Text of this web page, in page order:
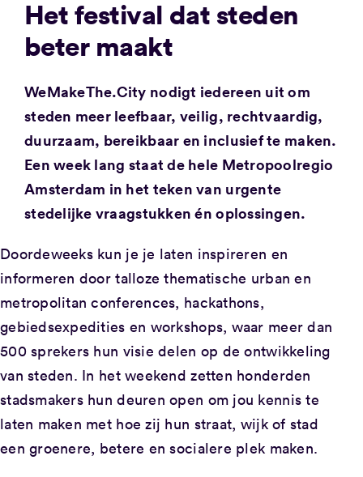
Het festival dat steden
beter maakt
WeMakeThe.City nodigt iedereen uit om
steden meer leefbaar, veilig, rechtvaardig,
duurzaam, bereikbaar en inclusief te maken.
Een week lang staat de hele Metropoolregio
Amsterdam in het teken van urgente
stedelijke vraagstukken én oplossingen.
Doordeweeks kun je je laten inspireren en
informeren door talloze thematische urban en
metropolitan conferences, hackathons,
gebiedsexpedities en workshops, waar meer dan
500 sprekers hun visie delen op de ontwikkeling
van steden. In het weekend zetten honderden
stadsmakers hun deuren open om jou kennis te
laten maken met hoe zij hun straat, wijk of stad
een groenere, betere en socialere plek maken.